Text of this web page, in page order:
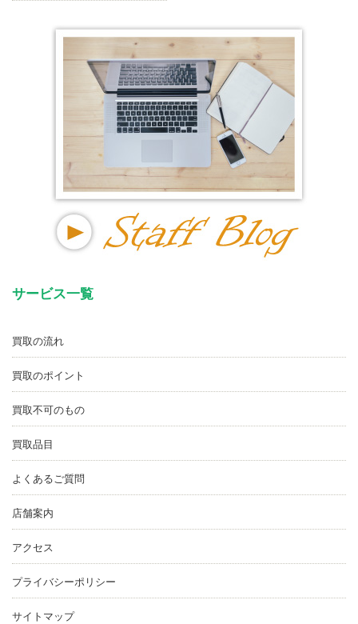
サービス一覧
買取の流れ
買取のポイント
買取不可のもの
買取品目
よくあるご質問
店舗案内
アクセス
プライバシーポリシー
サイトマップ